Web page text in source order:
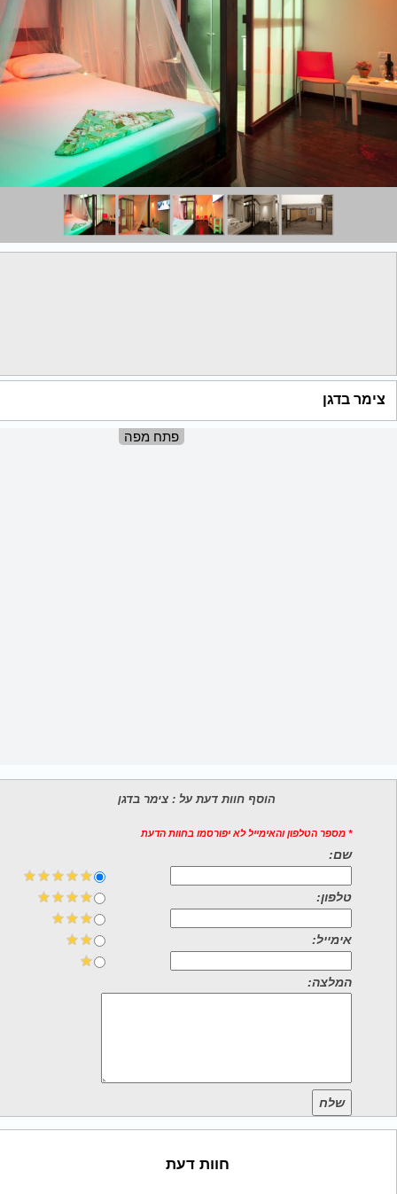
צימר בדגן
פתח מפה
הוסף חוות דעת על : צימר בדגן
* מספר הטלפון והאימייל לא יפורסמו בחוות הדעת
שם:
טלפון:
אימייל:
המלצה:
שלח
חוות דעת